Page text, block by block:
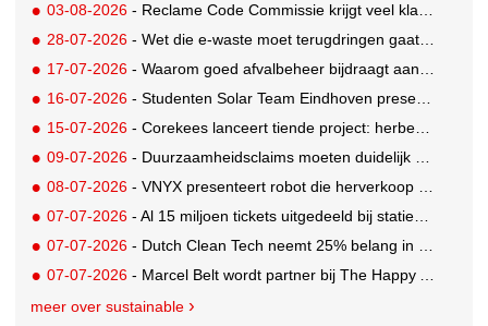
03-08-2026 - Reclame Code Commissie krijgt veel klachten over duurzaamheidsclaims
28-07-2026 - Wet die e-waste moet terugdringen gaat in, maar veel Nederlanders hebben er nog nooit van gehoord
17-07-2026 - Waarom goed afvalbeheer bijdraagt aan een professionelere bedrijfsvoering
16-07-2026 - Studenten Solar Team Eindhoven presenteren 's werelds eerste zonne-ambulance
15-07-2026 - Corekees lanceert tiende project: herbebossing met koffie
09-07-2026 - Duurzaamheidsclaims moeten duidelijk en controleerbaar zijn vanaf 27 september
08-07-2026 - VNYX presenteert robot die herverkoop van kleding vergemakkelijkt
07-07-2026 - Al 15 miljoen tickets uitgedeeld bij statiegeldwinactie met Tikkie
07-07-2026 - Dutch Clean Tech neemt 25% belang in bijna honderd jaar oud drinkwaterbedrijf in Guatemala
07-07-2026 - Marcel Belt wordt partner bij The Happy Activist
meer over sustainable